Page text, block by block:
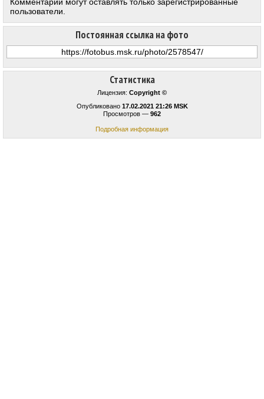
Статистика
Лицензия: Copyright ©
Опубликовано 17.02.2021 21:26 MSK
Просмотров — 962
Подробная информация
Постоянная ссылка на фото
пользователи.